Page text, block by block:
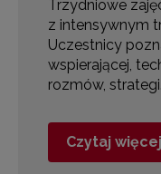
Trzydniowe
z intensywnym
Uczestnicy
wspierającej,
rozmów,
Czytaj więcej